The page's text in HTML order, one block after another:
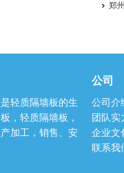
郑
轻质隔墙板的生
，轻质隔墙板，
加工，销售、安
公司
公司介
团队实
企业文
联系我